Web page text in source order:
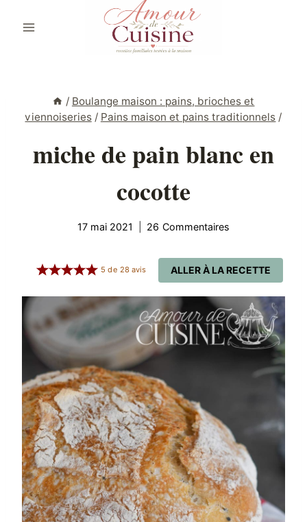
/ Boulange maison : pains, brioches et
viennoiseries / Pains maison et pains traditionnels /
miche de pain blanc en
cocotte
17 mai 2021 26 Commentaires
ALLER À LA RECETTE
5 de 28 avis